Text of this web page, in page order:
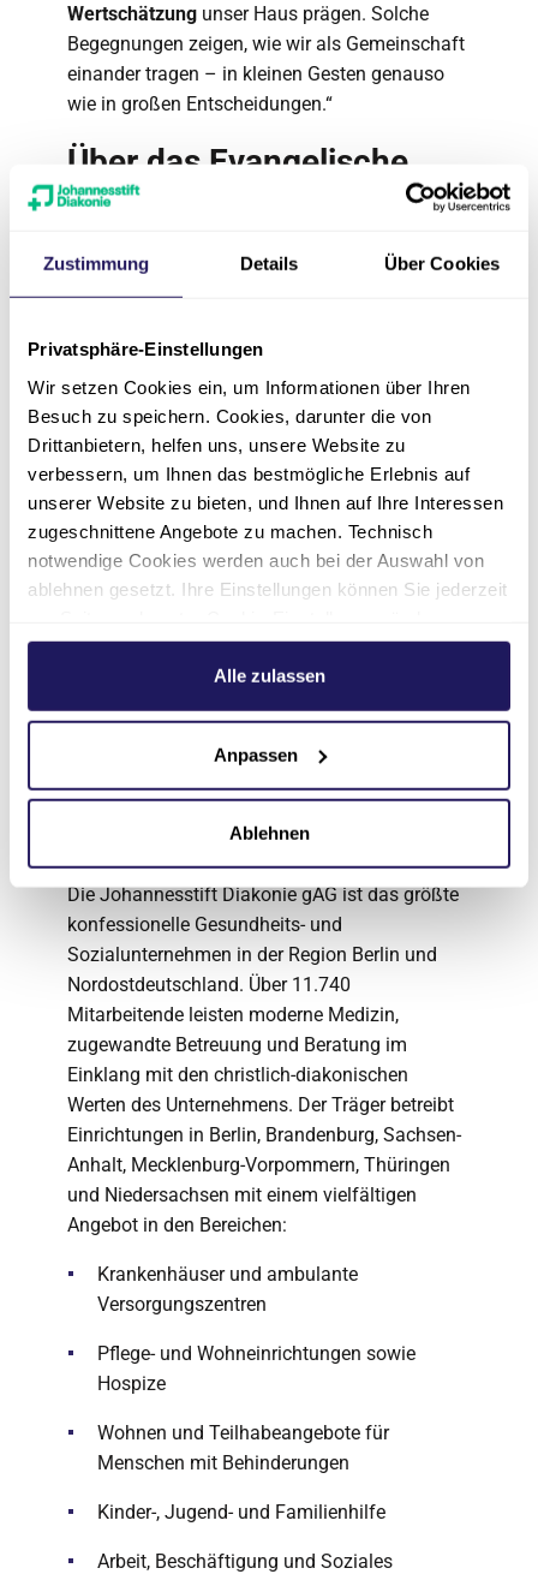
Zustimmung Details Über Cookies
Privatsphäre-Einstellungen
Wir setzen Cookies ein, um Informationen über Ihren
Besuch zu speichern. Cookies, darunter die von
Drittanbietern, helfen uns, unsere Website zu
verbessern, um Ihnen das bestmögliche Erlebnis auf
unserer Website zu bieten, und Ihnen auf Ihre Interessen
zugeschnittene Angebote zu machen. Technisch
notwendige Cookies werden auch bei der Auswahl von
ablehnen gesetzt. Ihre Einstellungen können Sie jederzeit
Weitere Informationen hierzu finden Sie in unserer
.
Alle zulassen
Anpassen
Ablehnen
Wertschätzung unser Haus prägen. Solche
Begegnungen zeigen, wie wir als Gemeinschaft
einander tragen – in kleinen Gesten genauso
wie in großen Entscheidungen.“
Über das Evangelische
Krankenhaus Hubertus
Das Evangelische Krankenhaus Hubertus in
Lehrkrankenhaus der Charité –
Universitätsmedizin Berlin und Mitgliedshaus
der Wannsee-Schule für Gesundheitsberufe. In
dem 1931 gegründeten Krankenhaus der
Grund- und Regelversorgung mit 200 Betten
werden jährlich etwa 6.500 Patienten stationär
und 13.000 Patienten ambulant versorgt. Zum
Evangelischen Krankenhaus Hubertus gehört
das dreifach zertifizierte Gefäßzentrum Berlin-
Behandlungsschwerpunkte sind die
Altersmedizin, die Innere Medizin inklusive
Kardiologie sowie Erkrankungen und
Über die Johannesstift
Die Johannesstift Diakonie gAG ist das größte
konfessionelle Gesundheits- und
Sozialunternehmen in der Region Berlin und
Nordostdeutschland. Über 11.740
Mitarbeitende leisten moderne Medizin,
zugewandte Betreuung und Beratung im
Einklang mit den christlich-diakonischen
Werten des Unternehmens. Der Träger betreibt
Einrichtungen in Berlin, Brandenburg, Sachsen-
Anhalt, Mecklenburg-Vorpommern, Thüringen
und Niedersachsen mit einem vielfältigen
Angebot in den Bereichen:
Krankenhäuser und ambulante
Versorgungszentren
Pflege- und Wohneinrichtungen sowie
Hospize
Wohnen und Teilhabeangebote für
Menschen mit Behinderungen
Kinder-, Jugend- und Familienhilfe
Arbeit, Beschäftigung und Soziales